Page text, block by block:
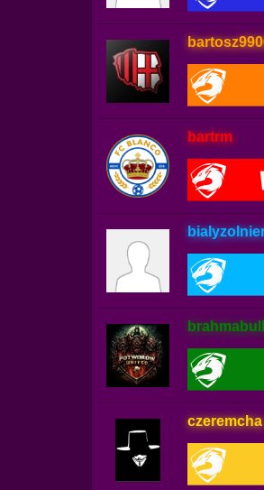
bartrm
czeremcha